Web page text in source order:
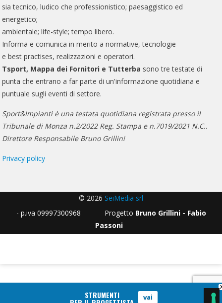
sia tecnico, ludico che professionistico; paesaggistico ed
energetico;
ambientale; life-style; tempo libero.
Informa e comunica in merito a normative, tecnologie
e best practises, realizzazioni e operatori.
Tsport, Mappa dei Fornitori e Tutterba sono tre testate di
punta che entrano a far parte di un'informazione quotidiana e
puntuale sugli eventi di settore.
Sport&Impianti è una testata quotidiana registrata presso il
Tribunale di Monza n.2/2022 Reg. Stampa e n.7019/2021 N.C..
Direttore Responsabile Bruno Grillini
Privacy policy
© 2026 SeiMedia srl
- p.iva 09997300968 Progetto Bruno Grillini - Fabio
Passoni
STRUMENTI vai